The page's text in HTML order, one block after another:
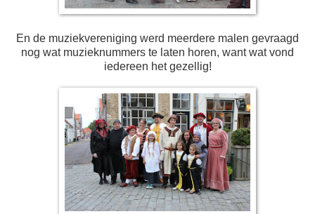
En de muziekvereniging werd meerdere malen gevraagd
nog wat muzieknummers te laten horen, want wat vond
iedereen het gezellig!